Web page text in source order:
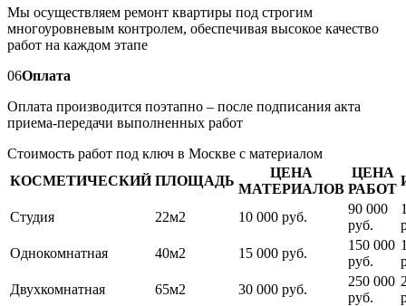
Мы осуществляем ремонт квартиры под строгим
многоуровневым контролем, обеспечивая высокое качество
работ на каждом этапе
06Оплата
Оплата производится поэтапно – после подписания акта
приема-передачи выполненных работ
Стоимость работ под ключ в Москве с материалом
КОСМЕТИЧЕСКИЙ ПЛОЩАДЬ
ЦЕНА
МАТЕРИАЛОВ
ЦЕНА
РАБОТ
Студия 22м2 10 000 руб.
90 000
руб.
Однокомнатная
40м2 15 000 руб.
150 000
руб.
Двухкомнатная
65м2 30 000 руб.
250 000
руб.